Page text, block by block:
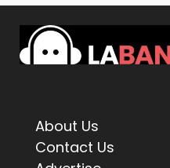
About Us
Contact Us